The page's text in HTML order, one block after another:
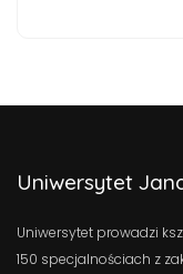
Uniwersytet
Uniwersytet prowadzi
150 specjalnościach z